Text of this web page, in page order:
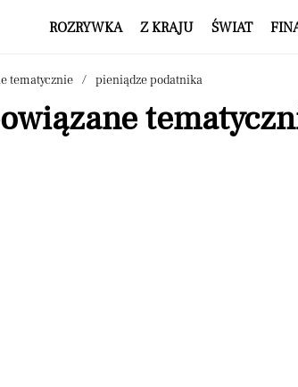
ROZRYWKA Z KRAJU ŚWIAT
tematycznie pieniądze podatnika